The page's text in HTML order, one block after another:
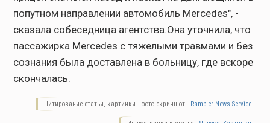
попутном направлении автомобиль Mercedes", -
сказала собеседница агентства.Она уточнила, что
пассажирка Mercedes с тяжелыми травмами и без
сознания была доставлена в больницу, где вскоре
скончалась.
Цитирование статьи, картинки - фото скриншот - Rambler News Service.